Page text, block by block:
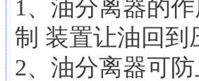
1、油分离器的
制 装置让油回到
2、油分离器可